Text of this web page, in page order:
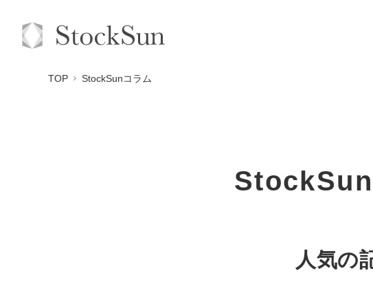
BPO支援
お役立ち
年収エー
TOP StockSunコラム
人気の